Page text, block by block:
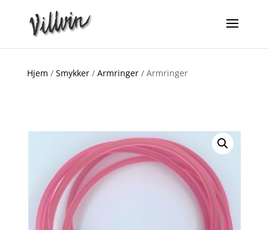
Hjem / Smykker/ Armringer/ Armringer